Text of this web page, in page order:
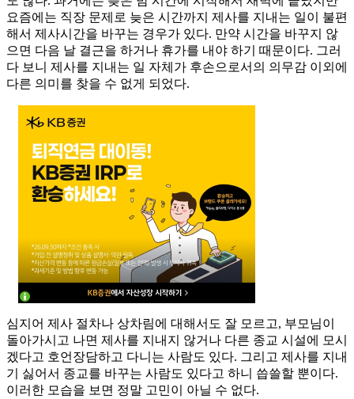
요즘에는 직장 문제로 늦은 시간까지 제사를 지내는 일이 불편
해서 제사시간을 바꾸는 경우가 있다. 만약 시간을 바꾸지 않
으면 다음 날 결근을 하거나 휴가를 내야 하기 때문이다. 그러
다 보니 제사를 지내는 일 자체가 후손으로서의 의무감 이외에
다른 의미를 찾을 수 없게 되었다.
심지어 제사 절차나 상차림에 대해서도 잘 모르고, 부모님이
돌아가시고 나면 제사를 지내지 않거나 다른 종교 시설에 모시
겠다고 호언장담하고 다니는 사람도 있다. 그리고 제사를 지내
기 싫어서 종교를 바꾸는 사람도 있다고 하니 씁쓸할 뿐이다.
이러한 모습을 보면 정말 고민이 아닐 수 없다.